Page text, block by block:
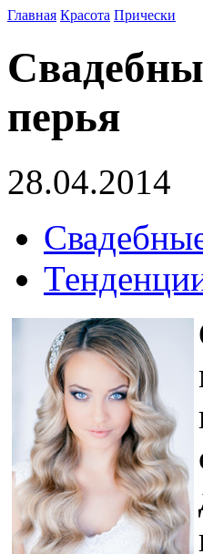
Главная Красота Прически
перья
28.04.2014